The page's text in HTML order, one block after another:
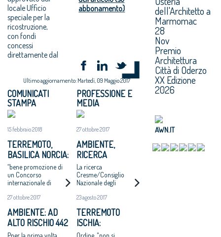
locale Ufficio
speciale per la
ricostruzione,
con fondi
concessi
direttamente dal
abbonamento)
Ultimo aggiornamento: Martedì, 09 Maggio 2017
COMUNICATI
STAMPA
15 febbraio 2018
TERREMOTO,
BASILICA NORCIA:
ARCHITETTI,
SODDISFAZIONE
PER PROTOCOLLO
SU
RICOSTRUZIONE
“bene promozione di
un Concorso
internazionale di
27 ottobre 2017
AMBIENTE: AD
ALTO RISCHIO 442
COMUNI ED OLTRE
Pper la prima volta
PROFESSIONE E
MEDIA
27 ottobre 2017
AMBIENTE,
RICERCA
CRESME: 442
COMUNI ITALIANI
AD ALTO RISCHIO.
MAGLIA NERA A
NAPOLI
La ricerca
Cresme/Consiglio
Nazionale degli
Padova nel corso
Nazionale degli Ordini
A.P.P.C.
23 agosto 2017
TERREMOTO
ISCHIA:
ARCHITETTI,
Ordine, "non si
dell'Architetto a
Marmomac
28
Nov
Premio
Architettura
Città di Oderzo
XX Edizione
2026
AWN.IT